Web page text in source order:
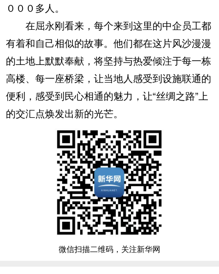
０００多人。
在屈永刚看来，每个来到这里的中企员工都
有着和自己相似的故事。他们都在这片风沙漫漫
的土地上默默奉献，将坚持与热爱倾注于每一栋
高楼、每一座桥梁，让当地人感受到设施联通的
便利，感受到民心相通的魅力，让“丝绸之路”上
的交汇点焕发出新的光芒。
微信扫描二维码，关注新华网